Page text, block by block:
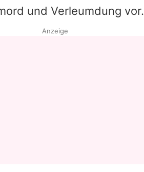
und Verleumdung vor.
Anzeige